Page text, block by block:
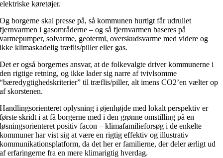
elektriske køretøjer.
Og borgerne skal presse på, så kommunen hurtigt får udrullet
fjernvarmen i gasområderne – og så fjernvarmen baseres på
varmepumper, solvarme, geotermi, overskudsvarme med videre og
ikke klimaskadelig træflis/piller eller gas.
Det er også borgernes ansvar, at de folkevalgte driver kommunerne i
den rigtige retning, og ikke lader sig narre af tvivlsomme
“bæredygtighedskriterier” til træflis/piller, alt imens CO2’en vælter op
af skorstenen.
Handlingsorienteret oplysning i øjenhøjde med lokalt perspektiv er
første skridt i at få borgerne med i den grønne omstilling på en
løsningsorienteret positiv facon – klimafamilieforsøg i de enkelte
kommuner har vist sig at være en rigtig effektiv og illustrativ
kommunikationsplatform, da det her er familierne, der deler ærligt ud
af erfaringerne fra en mere klimarigtig hverdag.